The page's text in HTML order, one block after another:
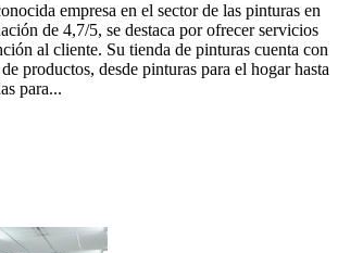
empresa en el sector de las pinturas en
de 4,7/5, se destaca por ofrecer servicios
al cliente. Su tienda de pinturas cuenta con
productos, desde pinturas para el hogar hasta
para...